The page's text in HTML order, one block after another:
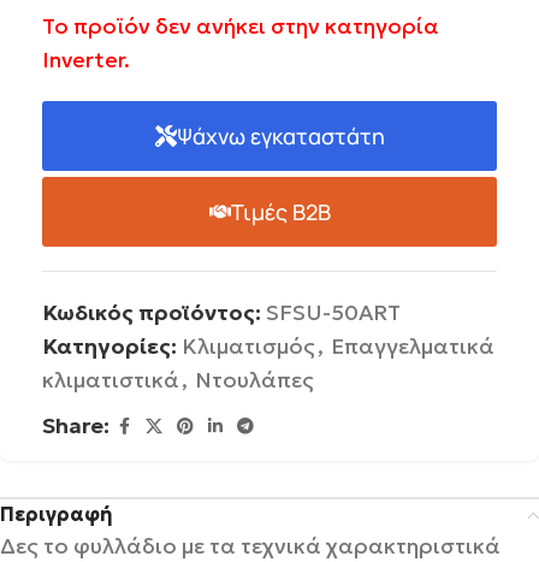
Το προϊόν δεν ανήκει στην κατηγορία
Inverter.
Ψάχνω εγκαταστάτη
Τιμές B2B
Κωδικός προϊόντος: SFSU-50ART
Κατηγορίες: Κλιματισμός, Επαγγελματικά
κλιματιστικά, Ντουλάπες
Share:
Περιγραφή
Δες το φυλλάδιο με τα τεχνικά χαρακτηριστικά